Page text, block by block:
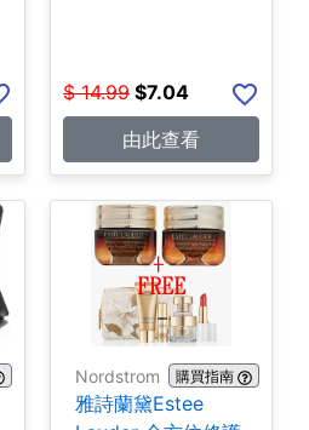
$ 14.99 $7.04
由此查看
Nordstrom 購買指南
雅詩蘭黛Estee